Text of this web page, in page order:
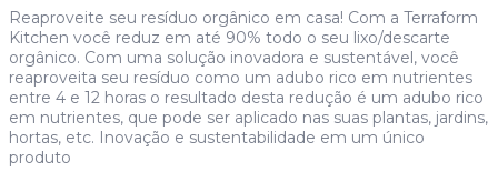
Reaproveite seu resíduo orgânico em casa! Com a Terraform
Kitchen você reduz em até 90% todo o seu lixo/descarte
orgânico. Com uma solução inovadora e sustentável, você
reaproveita seu resíduo como um adubo rico em nutrientes
entre 4 e 12 horas o resultado desta redução é um adubo rico
em nutrientes, que pode ser aplicado nas suas plantas, jardins,
hortas, etc. Inovação e sustentabilidade em um único
produto